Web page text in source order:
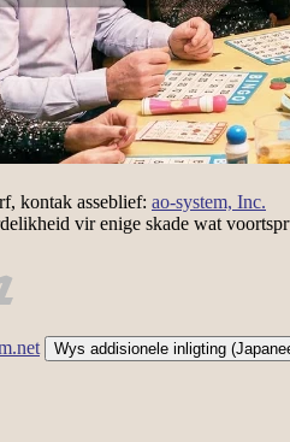
kontak asseblief: ao-system, Inc.
vir enige skade wat
Wys addisionele inligting